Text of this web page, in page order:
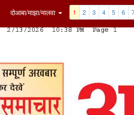
दोआबा/माझा/मालवा 1 2 3 4 5 6